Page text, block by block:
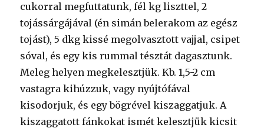
cukorral megfuttatunk, fél kg liszttel, 2
tojássárgájával (én simán belerakom az egész
tojást), 5 dkg kissé megolvasztott vajjal, csipet
sóval, és egy kis rummal tésztát dagasztunk.
Meleg helyen megkelesztjük. Kb. 1,5-2 cm
vastagra kihúzzuk, vagy nyújtófával
kisodorjuk, és egy bögrével kiszaggatjuk. A
kiszaggatott fánkokat ismét kelesztjük kicsit